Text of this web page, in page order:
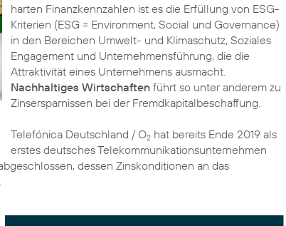
harten Finanzkennzahlen ist es die Erfüllung von ESG-
Kriterien (ESG = Environment, Social und Governance)
in den Bereichen Umwelt- und Klimaschutz, Soziales
Engagement und Unternehmensführung, die die
Attraktivität eines Unternehmens ausmacht.
Nachhaltiges Wirtschaftenführt so unter anderem zu
Zinsersparnissen bei der Fremdkapitalbeschaffung.
Telefónica Deutschland / O2hat bereits Ende 2019 als
erstes deutsches Telekommunikationsunternehmen
dessen Zinskonditionen an das